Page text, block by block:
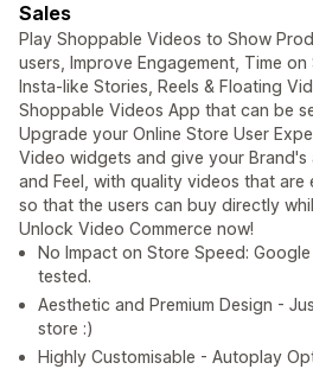
Sales
Play Shoppable Videos to Show
users, Improve Engagement, Time on
Insta-like Stories, Reels & Floating
Shoppable Videos App that can be
Upgrade your Online Store User
Video widgets and give your
and Feel, with quality videos that
so that the users can buy directly
Unlock Video Commerce now!
No Impact on Store Speed:
tested.
Aesthetic and Premium Design -
store :)
Highly Customisable - Autoplay